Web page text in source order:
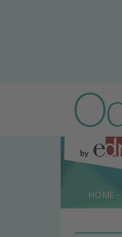
HOME -